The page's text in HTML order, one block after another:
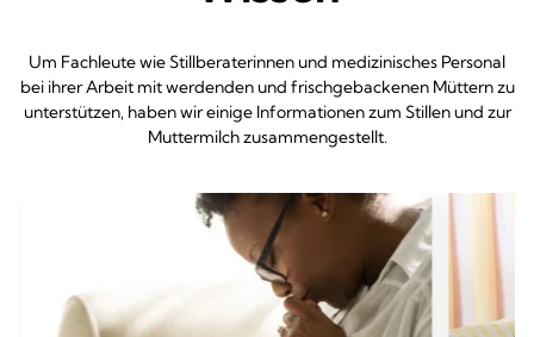
Um Fachleute wie Stillberaterinnen und medizinisches Personal
bei ihrer Arbeit mit werdenden und frischgebackenen Müttern zu
unterstützen, haben wir einige Informationen zum Stillen und zur
Muttermilch zusammengestellt.